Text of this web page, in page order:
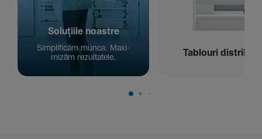
Solu­țiile noastre
Simpli­ficăm munca. Maxi­
mizăm rezul­ta­tele.
Tablouri